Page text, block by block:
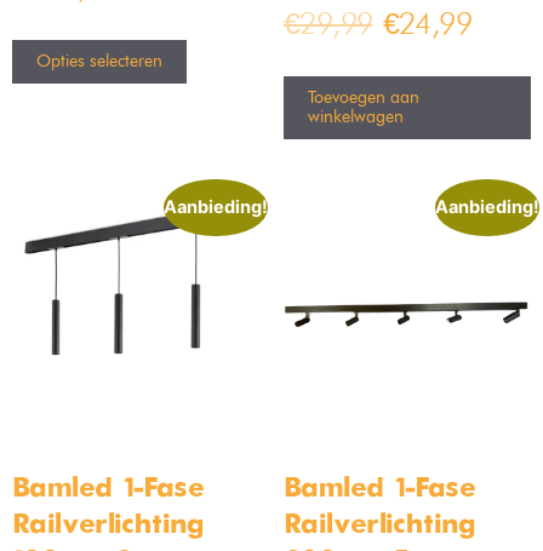
Opties selecteren
€29,99 €24,99
Toevoegen aan
winkelwagen
Aanbieding!
Bamled 1-Fase
Railverlichting –
Aanbieding!
Bamled 1-Fase
Railverlichting –